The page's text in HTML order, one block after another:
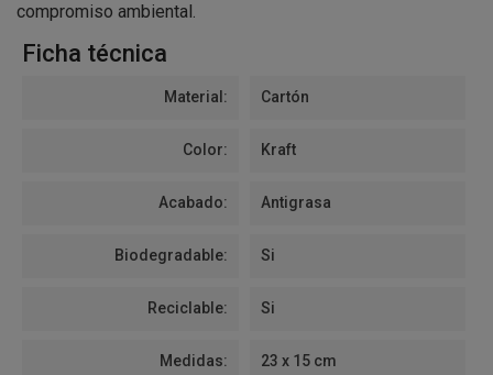
compromiso ambiental.
Ficha técnica
Material: Cartón
Color: Kraft
Acabado: Antigrasa
Biodegradable: Si
Reciclable: Si
Medidas: 23 x 15 cm